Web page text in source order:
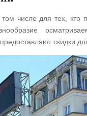
числе для тех,
скидки